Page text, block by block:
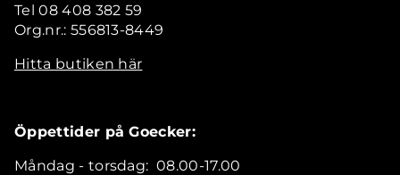
Tel 08 408 382 59
Org.nr.: 556813-8449
Hitta butiken här
Öppettider på Goecker:
Måndag - torsdag: 08.00-17.00